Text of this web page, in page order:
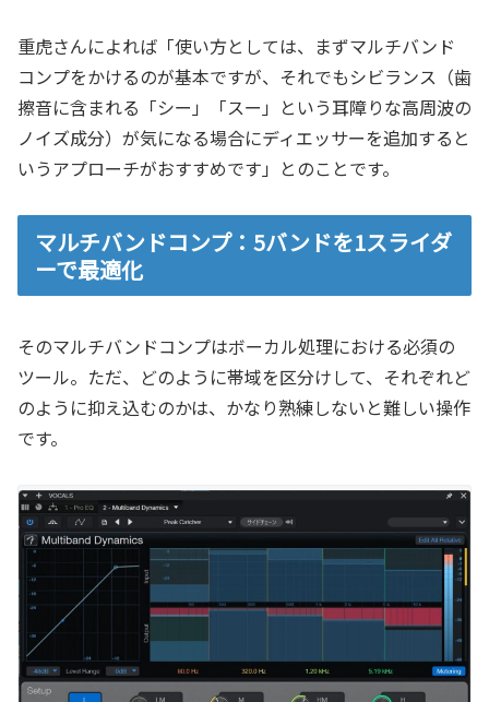
重虎さんによれば「使い方としては、まずマルチバンド
コンプをかけるのが基本ですが、それでもシビランス（歯
擦音に含まれる「シー」「スー」という耳障りな高周波の
ノイズ成分）が気になる場合にディエッサーを追加すると
いうアプローチがおすすめです」とのことです。
マルチバンドコンプ：5バンドを1スライダ
ーで最適化
そのマルチバンドコンプはボーカル処理における必須の
ツール。ただ、どのように帯域を区分けして、それぞれど
のように抑え込むのかは、かなり熟練しないと難しい操作
です。